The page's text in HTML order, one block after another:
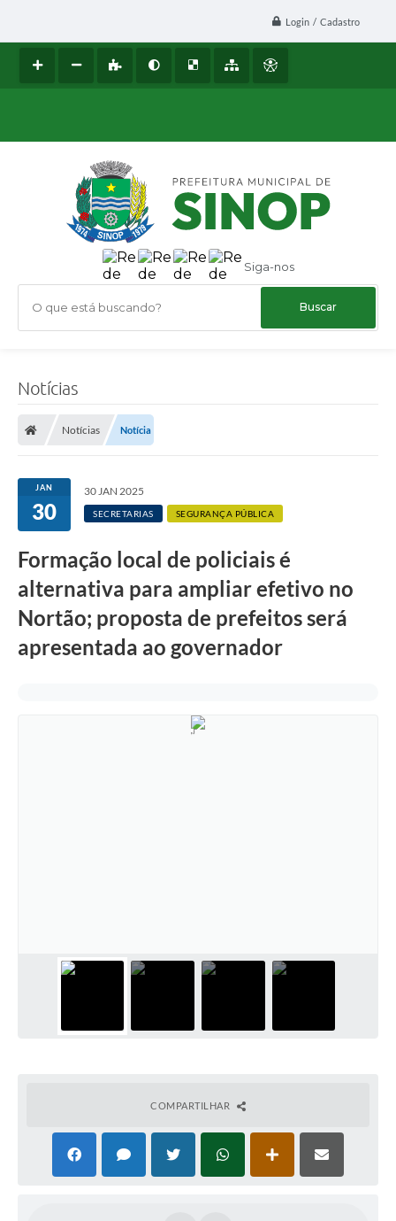
Login / Cadastro
Siga-nos
O que está buscando?
Notícias
Notícias Notícia
JAN
30
30 JAN 2025
SECRETARIAS SEGURANÇA PÚBLICA
Formação local de policiais é
alternativa para ampliar efetivo no
Nortão; proposta de prefeitos será
apresentada ao governador
COMPARTILHAR